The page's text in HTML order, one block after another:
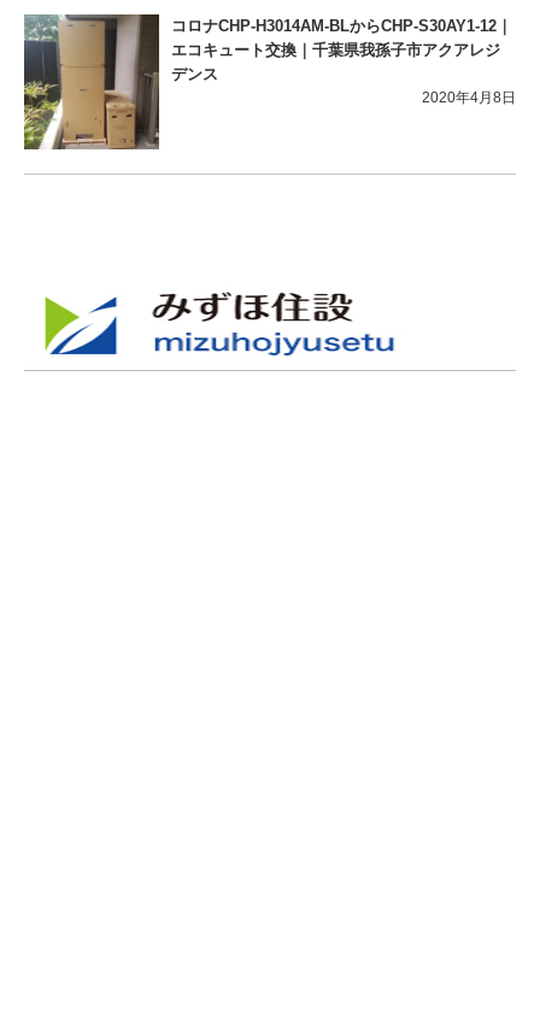
コロナCHP-H3014AM-BLからCHP-S30AY1-12｜
エコキュート交換｜千葉県我孫子市アクアレジ
デンス
2020年4月8日